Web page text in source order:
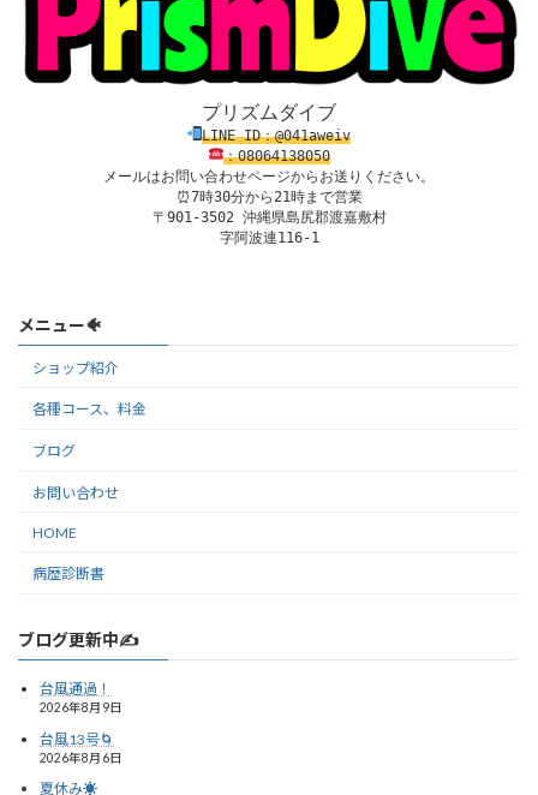
プリズムダイブ
LINE ID：@041aweiv
：08064138050
メールはお問い合わせページからお送りください。
⏰7時30分から21時まで営業
〒901-3502 沖縄県島尻郡渡嘉敷村
字阿波連116-1
メニュー🐠
ショップ紹介
各種コース、料金
ブログ
お問い合わせ
HOME
病歴診断書
ブログ更新中✍️
台風通過！
2026年8月9日
台風13号🌀
2026年8月6日
夏休み☀️